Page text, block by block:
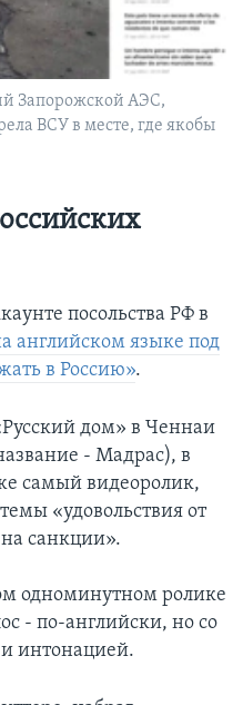
Запорожской АЭС,
ВСУ в месте, где якобы
посольства РФ в
английском языке под
в Россию».
дом» в Ченнаи
- Мадрас), в
самый видеоролик,
«удовольствия от
санкции».
одноминутном ролике
- по-английски, но со
интонацией.